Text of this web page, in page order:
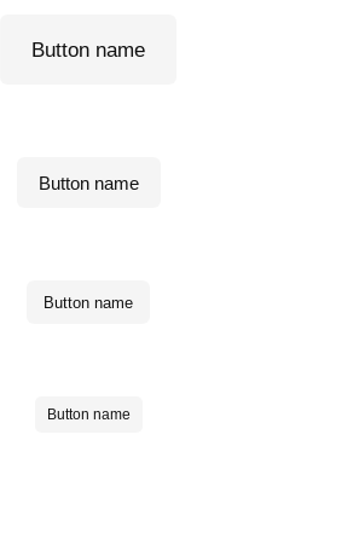
Button name
Button name
Button name
Button name